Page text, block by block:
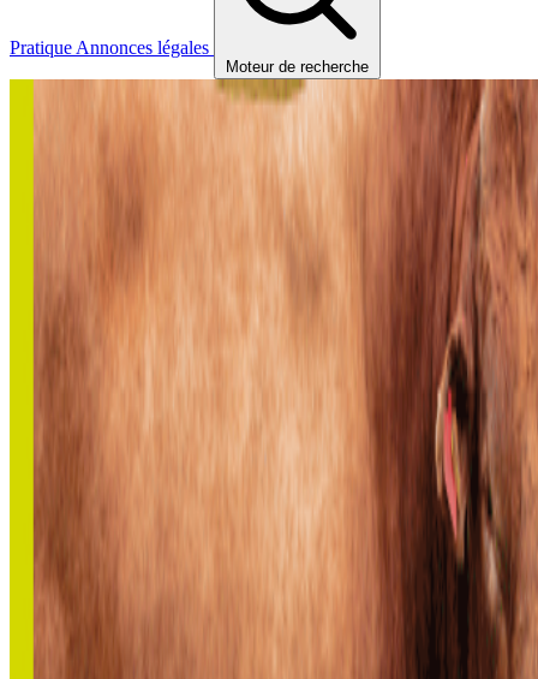
Pratique Annonces légales
Moteur de recherche